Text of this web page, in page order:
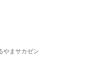
やま サカゼン